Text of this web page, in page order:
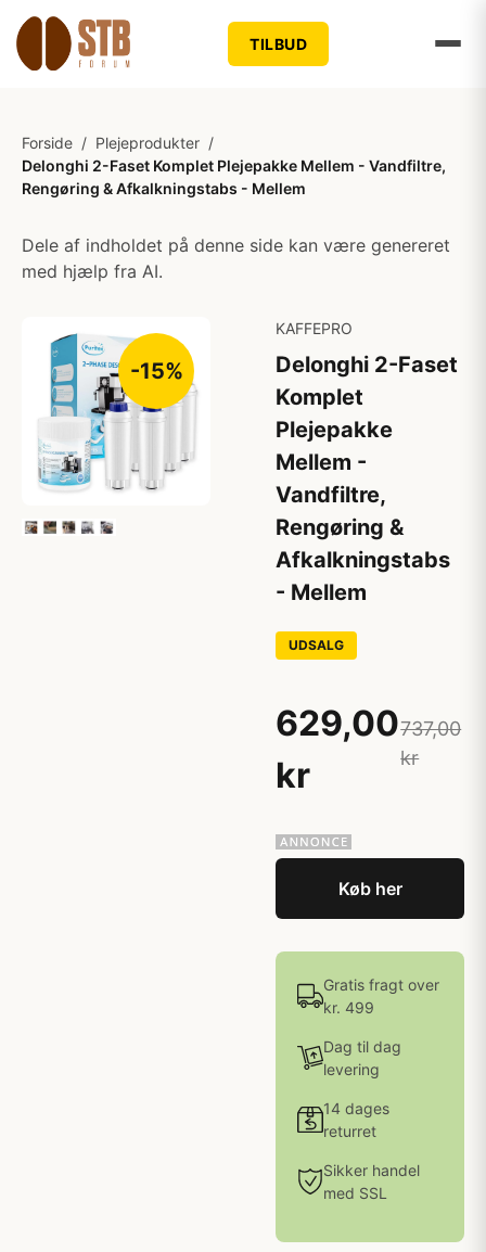
TILBUD
Forside / Plejeprodukter /
Delonghi 2-Faset Komplet Plejepakke Mellem - Vandfiltre,
Rengøring & Afkalkningstabs - Mellem
Dele af indholdet på denne side kan være genereret
med hjælp fra AI.
-15%
KAFFEPRO
Delonghi 2-Faset
Komplet
Plejepakke
Mellem -
Vandfiltre,
Rengøring &
Afkalkningstabs
- Mellem
UDSALG
629,00
kr
737,00
kr
Køb her
Gratis fragt over
kr. 499
Dag til dag
levering
14 dages
returret
Sikker handel
med SSL